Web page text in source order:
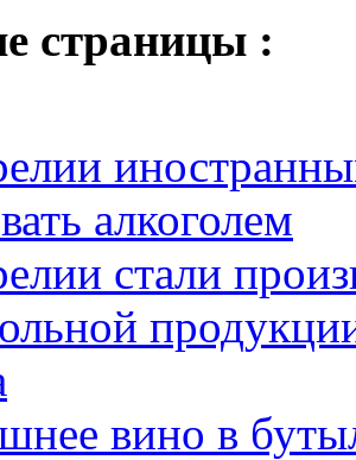
страницы :
алкоголем
стали
вино в